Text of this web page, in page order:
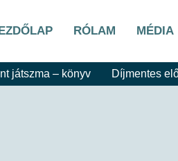
RÓLAM MÉDIA
játszma – könyv Díjmentes